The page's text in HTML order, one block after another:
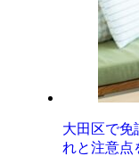
大田区で免
れと注意点